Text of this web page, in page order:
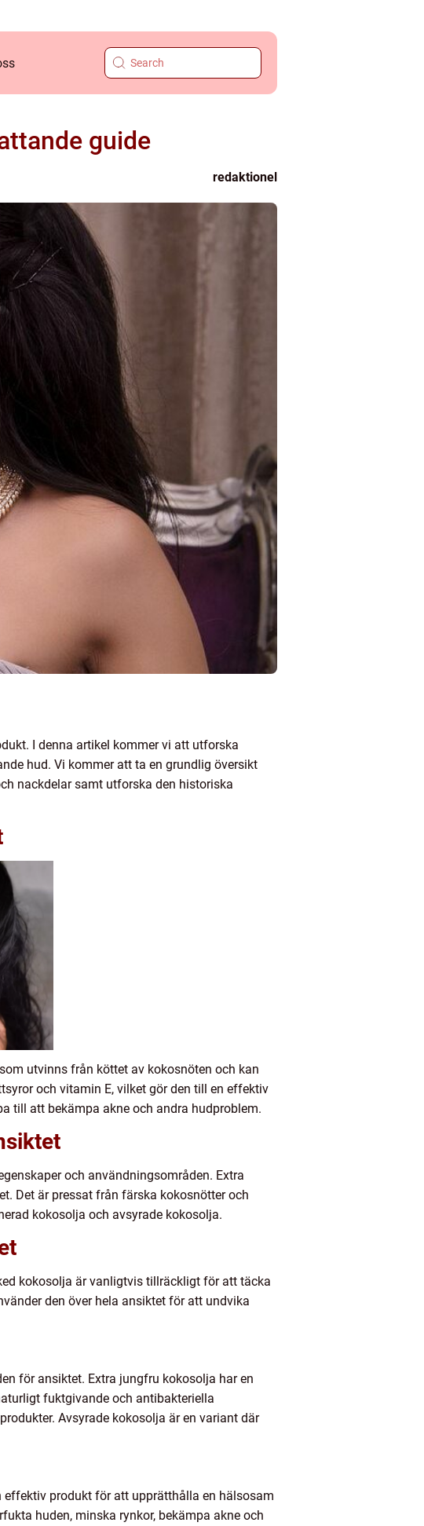
guide
redaktionel
I denna artikel kommer vi att utforska
hud. Vi kommer att ta en grundlig översikt
nackdelar samt utforska den historiska
utvinns från köttet av kokosnöten och kan
och vitamin E, vilket gör den till en effektiv
till att bekämpa akne och andra hudproblem.
och användningsområden. Extra
Det är pressat från färska kokosnötter och
kokosolja och avsyrade kokosolja.
kokosolja är vanligtvis tillräckligt för att täcka
den över hela ansiktet för att undvika
för ansiktet. Extra jungfru kokosolja har en
fuktgivande och antibakteriella
Avsyrade kokosolja är en variant där
produkt för att upprätthålla en hälsosam
huden, minska rynkor, bekämpa akne och